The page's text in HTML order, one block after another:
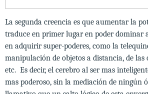
La segunda creencia es que aumentar la
traduce en primer lugar en poder dominar
en adquirir super-poderes, como la
manipulación de objetos a distancia, de las
etc. Es decir, el cerebro al ser mas
mas poderoso, sin la mediación de ningún